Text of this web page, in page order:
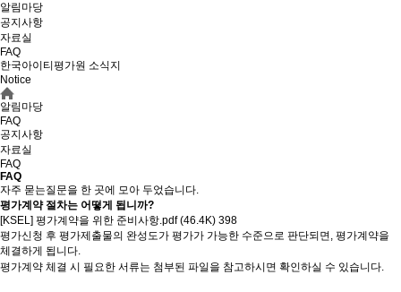
알림마당
공지사항
자료실
FAQ
한국아이티평가원 소식지
Notice
알림마당
FAQ
공지사항
자료실
FAQ
FAQ
자주 묻는질문을 한 곳에 모아 두었습니다.
평가계약 절차는 어떻게 됩니까?
[KSEL] 평가계약을 위한 준비사항.pdf (46.4K) 398
평가신청 후 평가제출물의 완성도가 평가가 가능한 수준으로 판단되면, 평가계약을
체결하게 됩니다.
평가계약 체결 시 필요한 서류는 첨부된 파일을 참고하시면 확인하실 수 있습니다.